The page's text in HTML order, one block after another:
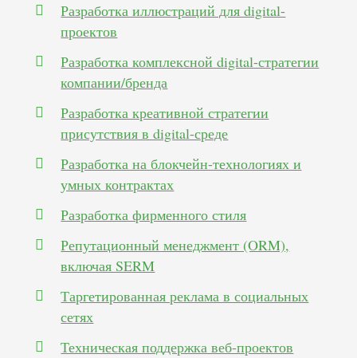
Разработка иллюстраций для digital-
проектов
Разработка комплексной digital-стратегии
компании/бренда
Разработка креативной стратегии
присутствия в digital-среде
Разработка на блокчейн-технологиях и
умных контрактах
Разработка фирменного стиля
Репутационный менеджмент (ORM),
включая SERM
Таргетированная реклама в социальных
сетях
Техническая поддержка веб-проектов